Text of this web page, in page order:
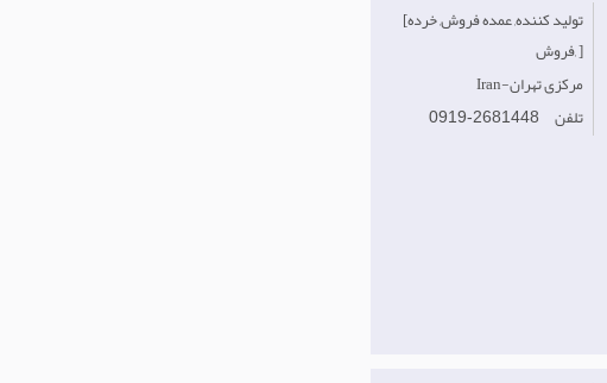
[تولید کننده, عمده فروش, خرده
فروش, ]
Iran-مرکزی تهران
0919-2681448 تلفن